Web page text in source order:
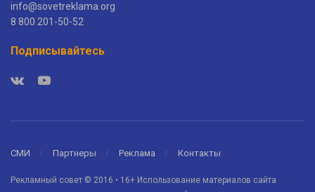
info@sovetreklama.org
8 800 201-50-52
Подписывайтесь
СМИ Партнеры Реклама Контакты
Рекламный совет © 2016 • 16+ Использование материалов сайта